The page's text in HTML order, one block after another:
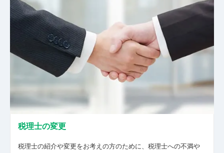
税理士の変更
税理士の紹介や変更をお考えの方のために、税理士への不満や